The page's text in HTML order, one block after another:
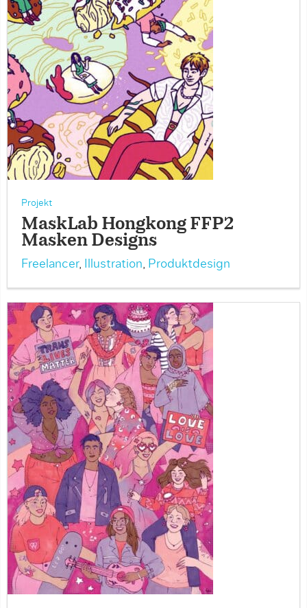
Projekt
MaskLab Hongkong FFP2
Masken Designs
Freelancer, Illustration, Produktdesign